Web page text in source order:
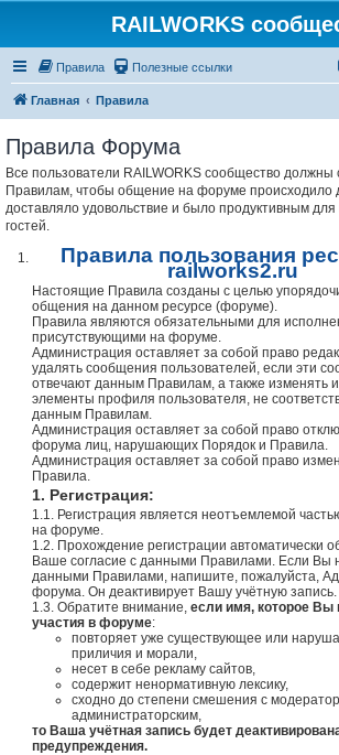
RAILWORKS
Правила Полезные ссылки
Главная Правила
Правила Форума
Все пользователи RAILWORKS сообщество должны
Правилам, чтобы общение на форуме происходило
доставляло удовольствие и было продуктивным для
гостей.
Правила пользования
railworks2.ru
Настоящие Правила созданы с целью
общения на данном ресурсе (форуме).
Правила являются обязательными для
присутствующими на форуме.
Администрация оставляет за собой право
удалять сообщения пользователей, если эти
отвечают данным Правилам, а также изменять
элементы профиля пользователя, не
данным Правилам.
Администрация оставляет за собой право
форума лиц, нарушающих Порядок и Правила.
Администрация оставляет за собой право
Правила.
1. Регистрация:
1.1. Регистрация является неотъемлемой
на форуме.
1.2. Прохождение регистрации автоматически
Ваше согласие с данными Правилами. Если Вы
данными Правилами, напишите, пожалуйста,
форума. Он деактивирует Вашу учётную запись.
1.3. Обратите внимание, если имя, которое
участия в форуме:
повторяет уже существующее или
приличия и морали,
несет в себе рекламу сайтов,
содержит ненормативную лексику,
сходно до степени смешения с
администраторским,
то Ваша учётная запись будет
предупреждения.